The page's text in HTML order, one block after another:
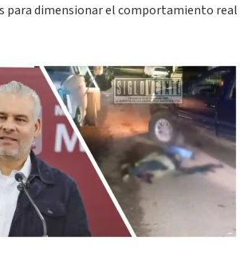
para dimensionar el comportamiento real